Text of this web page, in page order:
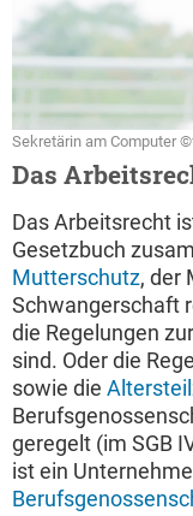
Sekretärin am Computer
Das
Das Arbeitsrecht
Gesetzbuch
Mutterschutz, der
Schwangerschaft
die Regelungen zur
sind. Oder die
sowie die
geregelt (im SGB
ist ein